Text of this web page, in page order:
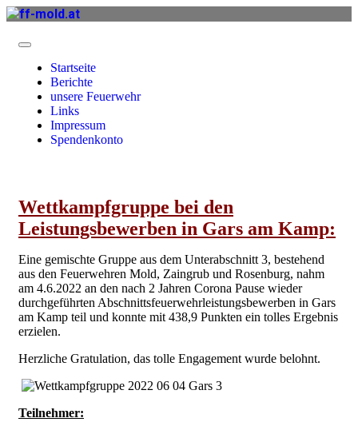
Startseite
Berichte
unsere Feuerwehr
Links
Impressum
Spendenkonto
Wettkampfgruppe bei den
Leistungsbewerben in Gars am Kamp:
Eine gemischte Gruppe aus dem Unterabschnitt 3, bestehend
aus den Feuerwehren Mold, Zaingrub und Rosenburg, nahm
am 4.6.2022 an den nach 2 Jahren Corona Pause wieder
durchgeführten Abschnittsfeuerwehrleistungsbewerben in Gars
am Kamp teil und konnte mit 438,9 Punkten ein tolles Ergebnis
erzielen.
Herzliche Gratulation, das tolle Engagement wurde belohnt.
Teilnehmer: